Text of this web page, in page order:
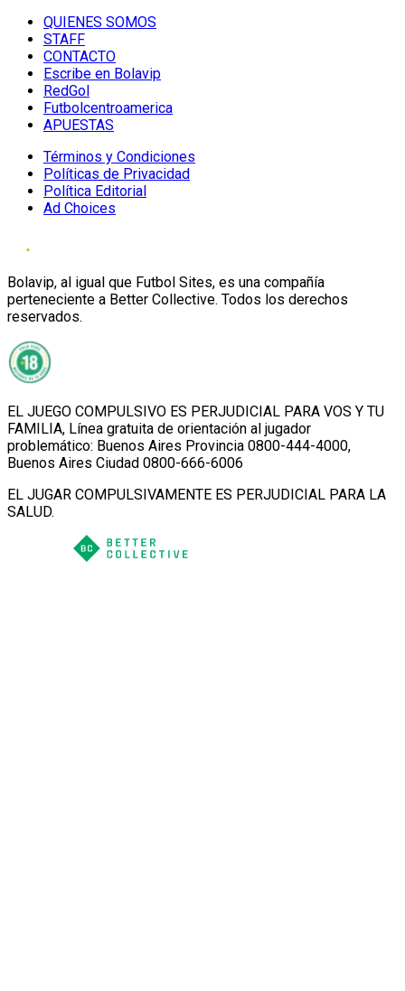
QUIENES SOMOS
STAFF
CONTACTO
Escribe en Bolavip
RedGol
Futbolcentroamerica
APUESTAS
Términos y Condiciones
Políticas de Privacidad
Política Editorial
Ad Choices
Bolavip, al igual que Futbol Sites, es una compañía
perteneciente a Better Collective. Todos los derechos
reservados.
EL JUEGO COMPULSIVO ES PERJUDICIAL PARA VOS Y TU
FAMILIA, Línea gratuita de orientación al jugador
problemático: Buenos Aires Provincia 0800-444-4000,
Buenos Aires Ciudad 0800-666-6006
EL JUGAR COMPULSIVAMENTE ES PERJUDICIAL PARA LA
SALUD.